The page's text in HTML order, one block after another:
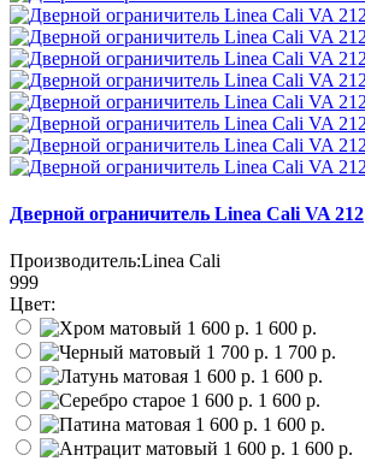
Дверной ограничитель Linea Cali VA 212
Производитель:Linea Cali
999
Цвет:
1 600 р.
1 700 р.
1 600 р.
1 600 р.
1 600 р.
1 600 р.